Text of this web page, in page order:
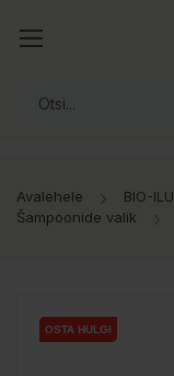
Avalehele BIO-ILU
Šampoonide valik
OSTA HULGI
OSTA HULGI
OSTA HULGI